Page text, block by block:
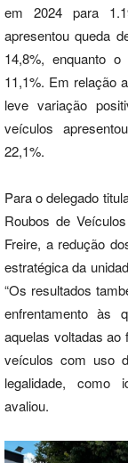
em 2024 para
apresentou queda
14,8%, enquanto
11,1%. Em relação
leve variação
veículos
22,1%.
Para o delegado
Roubos de
Freire, a redução
estratégica da
“Os resultados
enfrentamento às
aquelas voltadas ao
veículos com uso
legalidade, como
avaliou.